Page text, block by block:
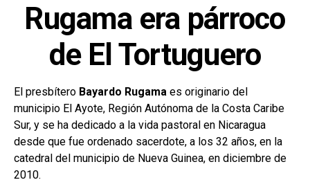
Rugama era párroco
de El Tortuguero
El presbítero Bayardo Rugama es originario del
municipio El Ayote, Región Autónoma de la Costa Caribe
Sur, y se ha dedicado a la vida pastoral en Nicaragua
desde que fue ordenado sacerdote, a los 32 años, en la
catedral del municipio de Nueva Guinea, en diciembre de
2010.